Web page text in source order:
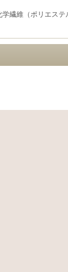
繊維（ポリエス